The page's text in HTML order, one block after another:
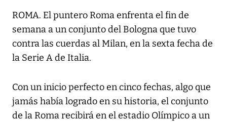
ROMA. El puntero Roma enfrenta el fin de
semana a un conjunto del Bologna que tuvo
contra las cuerdas al Milan, en la sexta fecha de
la Serie A de Italia.
Con un inicio perfecto en cinco fechas, algo que
jamás había logrado en su historia, el conjunto
de la Roma recibirá en el estadio Olímpico a un